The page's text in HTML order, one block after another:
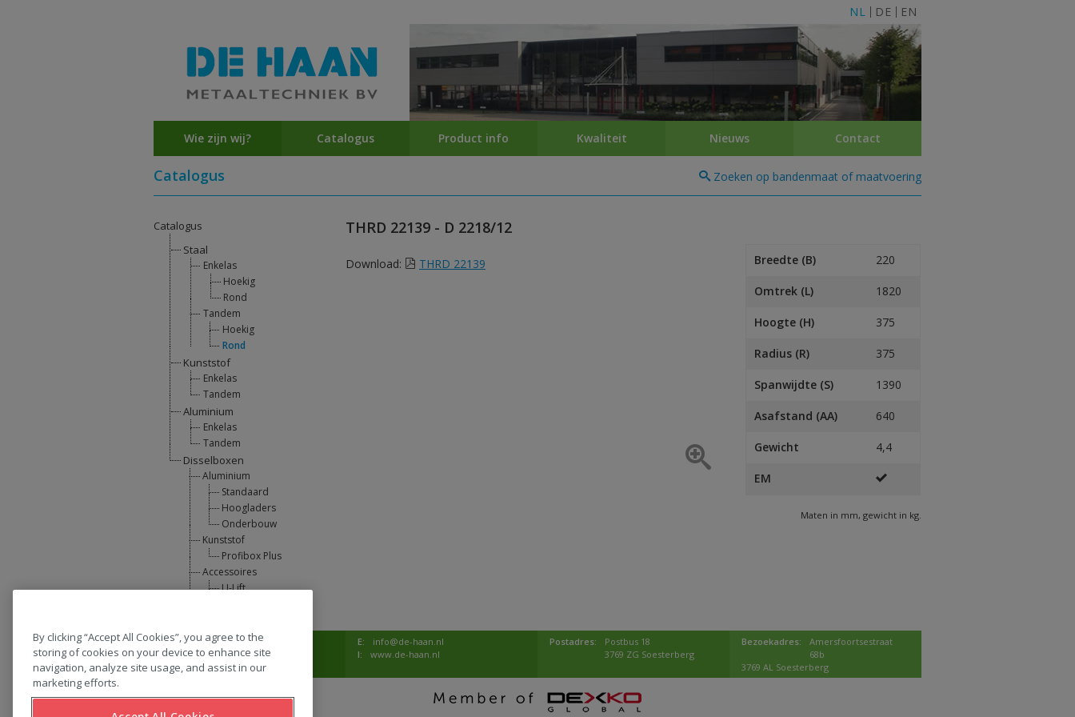
NL DE EN
Wie zijn wij? Catalogus Product info Kwaliteit Nieuws Contact
Catalogus Zoeken op bandenmaat of maatvoering
Catalogus
Staal
Enkelas
Hoekig
Rond
Tandem
Hoekig
Rond
Kunststof
Enkelas
Tandem
Aluminium
Enkelas
Tandem
Disselboxen
Aluminium
Standaard
Hoogladers
Onderbouw
Kunststof
Profibox Plus
Accessoires
U-Lift
THRD 22139 - D 2218/12
Download: THRD 22139 Breedte (B) 220
Omtrek (L) 1820
Hoogte (H) 375
Radius (R) 375
Spanwijdte (S) 1390
Asafstand (AA) 640
Gewicht 4,4
EM
Maten in mm, gewicht in kg.
T: 0031 (0) 346 33 33 00 E:
info@de-haan.nl
I:
www.de-haan.nl
Postadres:
Postbus 18
3769 ZG Soesterberg
Bezoekadres:
Amersfoortsestraat
68b
3769 AL Soesterberg
By clicking “Accept All Cookies”, you agree to the
storing of cookies on your device to enhance site
navigation, analyze site usage, and assist in our
marketing efforts.